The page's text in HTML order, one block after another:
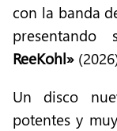
con la banda
ReeKohl»
Un disco
potentes y